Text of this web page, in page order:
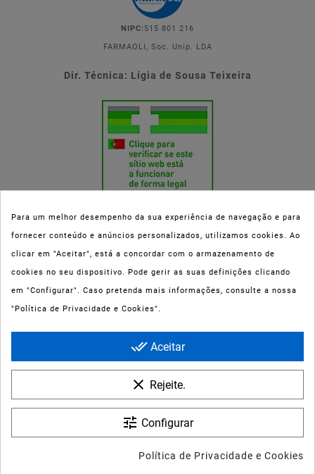
HEXTRIL SOLUÇÃO BUCAL
400 ML
NIPC: 515 801 216
FARMAOLI, Soc. Unip. LDA
Dir. Técnica: Lígia de Sousa Teixeira
Esta parafarmácia (Farmaoli) encontra-se autorizada pelo INFARMED
(registo nº 00078/2020) para a dispensa de Medicamentos Não
Sujeitos a Receita Médica (MNSRM) e produtos de saúde e bem-estar
ao domicílio e através da internet. Os Medicamentos Não Sujeitos a
Maia, Matosinhos, Gondomar e Vila Nova de Gaia.
© 2022 - Farmaoli - Soc. Uni. Lda
Para um melhor desempenho da sua experiência de navegação e para
fornecer conteúdo e anúncios personalizados, utilizamos cookies. Ao
clicar em "Aceitar", está a concordar com o armazenamento de
cookies no seu dispositivo. Pode gerir as suas definições clicando
em "Configurar". Caso pretenda mais informações, consulte a nossa
"Política de Privacidade e Cookies".
done_all Aceitar
clear Rejeite.
tune Configurar
Política de Privacidade e Cookies